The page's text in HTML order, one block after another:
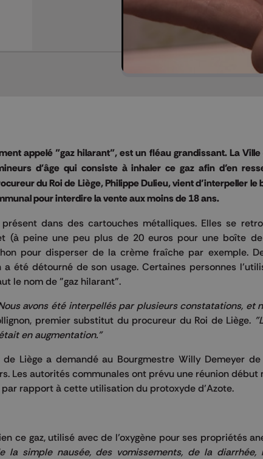
appelé "gaz hilarant", est un fléau grandissant. La Ville
d'âge qui consiste à inhaler ce gaz afin d’en
du Roi de Liège, Philippe Dulieu, vient d’interpeller
pour interdire la vente aux moins de 18 ans.
dans des cartouches métalliques. Elles se
(à peine une peu plus de 20 euros pour une boîte
pour disperser de la crème fraîche par exemple.
été détourné de son usage. Certaines personnes
le nom de "gaz hilarant".
avons été interpellés par plusieurs constatations, et
premier substitut du procureur du Roi de Liège.
en augmentation."
Liège a demandé au Bourgmestre Willy Demeyer
Les autorités communales ont prévu une réunion début
rapport à cette utilisation du protoxyde d’Azote.
ce gaz, utilisé avec de l’oxygène pour ses propriétés
la simple nausée, des vomissements, de la